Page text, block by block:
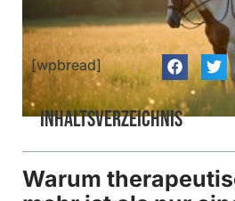
[wpbread]
Inhaltsverzeichnis
Warum